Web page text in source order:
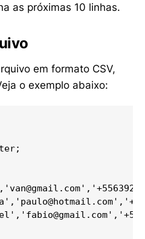
as próximas 10 linhas.
em formato CSV,
o exemplo abaixo:
van@gmail.com
paulo@hotmail.com
fabio@gmail.com